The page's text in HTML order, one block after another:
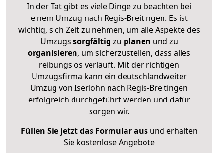
In der Tat gibt es viele Dinge zu beachten bei
einem Umzug nach Regis-Breitingen. Es ist
wichtig, sich Zeit zu nehmen, um alle Aspekte des
Umzugs sorgfältig zu planen und zu
organisieren, um sicherzustellen, dass alles
reibungslos verläuft. Mit der richtigen
Umzugsfirma kann ein deutschlandweiter
Umzug von Iserlohn nach Regis-Breitingen
erfolgreich durchgeführt werden und dafür
sorgen wir.
Füllen Sie jetzt das Formular ausund erhalten
Sie kostenlose Angebote